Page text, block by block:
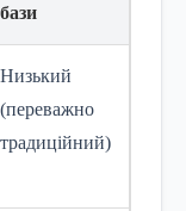
бази
Низький
(переважно
традиційний)